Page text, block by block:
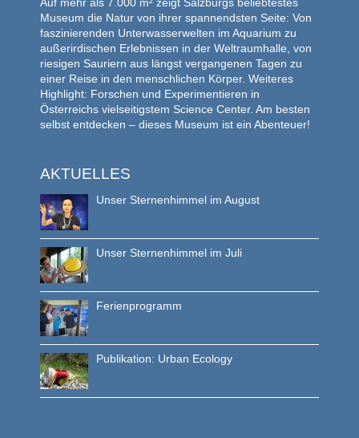
Museum die Natur von ihrer spannendsten Seite: Von
faszinierenden Unterwasserwelten im Aquarium zu
außerirdischen Erlebnissen in der Weltraumhalle, von
riesigen Sauriern aus längst vergangenen Tagen zu
einer Reise in den menschlichen Körper. Weiteres
Highlight: Forschen und Experimentieren in
Österreichs vielseitigstem Science Center. Am besten
selbst entdecken – dieses Museum ist ein Abenteuer!
AKTUELLES
Unser Sternenhimmel im August
Unser Sternenhimmel im Juli
Ferienprogramm
Publikation: Urban Ecology